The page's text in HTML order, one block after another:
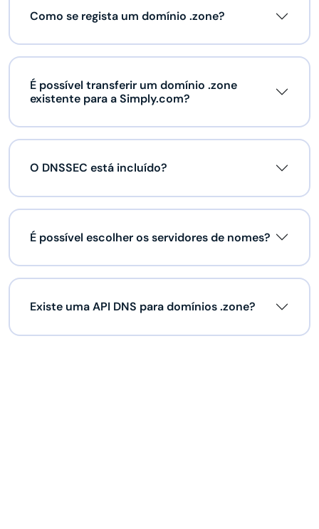
Como se regista um domínio .zone?
É possível transferir um domínio .zone
existente para a Simply.com?
O DNSSEC está incluído?
É possível escolher os servidores de nomes?
Existe uma API DNS para domínios .zone?